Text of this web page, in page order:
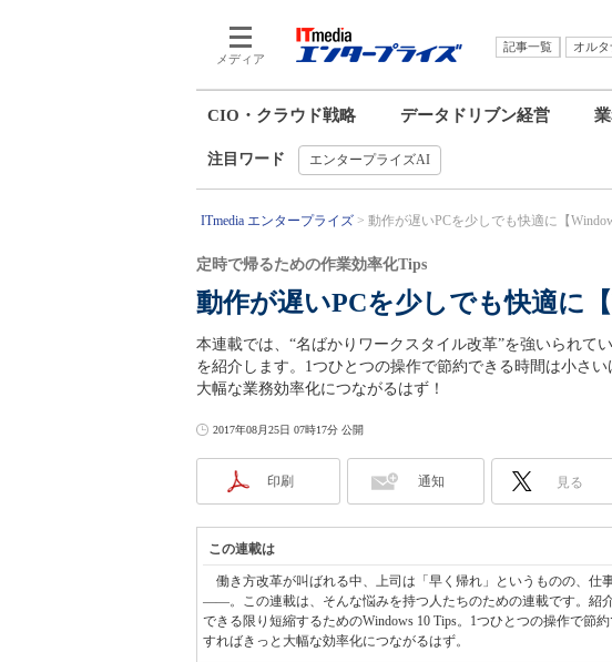
メディア
記事一覧 オル
CIO・クラウド戦略 データドリブン経営
注目ワード エンタープライズAI
ITmedia エンタープライズ 動作が遅いPCを少しでも快適に【
動作が遅いPCを少しでも快適に【
定時で帰るための作業効率化Tips
本連載では、“名ばかりワークスタイル改革”を強いられて
を紹介します。1つひとつの操作で節約できる時間は小さ
大幅な業務効率化につながるはず！
2017年08月25日 07時17分 公開
印刷 通知 見る
この連載は
働き方改革が叫ばれる中、上司は「早く帰れ」というものの、仕
――。この連載は、そんな悩みを持つ人たちのための連載です。紹
できる限り短縮するためのWindows 10 Tips。1つひとつの操作で節
すればきっと大幅な効率化につながるはず。